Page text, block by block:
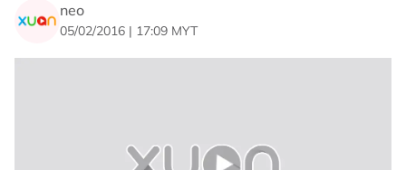
neo
05/02/2016 | 17:09 MYT